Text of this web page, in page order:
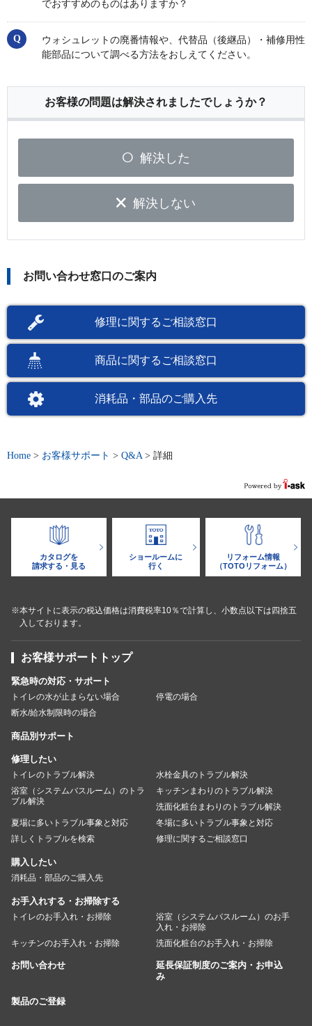
でおすすめのものはありますか？
ウォシュレットの廃番情報や、代替品（後継品）・補修用性
能部品について調べる方法をおしえてください。
お客様の問題は解決されましたでしょうか？
解決した
解決しない
お問い合わせ窓口のご案内
修理に関するご相談窓口
商品に関するご相談窓口
消耗品・部品のご購入先
Home > お客様サポート > Q&A > 詳細
カタログを
請求する・見る
ショールームに
行く
リフォーム情報
（TOTOリフォーム）
※本サイトに表示の税込価格は消費税率10％で計算し、小数点以下は四捨五
入しております。
お客様サポートトップ
緊急時の対応・サポート
トイレの水が止まらない場合
停電の場合
断水/給水制限時の場合
商品別サポート
修理したい
トイレのトラブル解決
水栓金具のトラブル解決
浴室（システムバスルーム）のトラ
ブル解決
キッチンまわりのトラブル解決
洗面化粧台まわりのトラブル解決
夏場に多いトラブル事象と対応
冬場に多いトラブル事象と対応
詳しくトラブルを検索
修理に関するご相談窓口
購入したい
消耗品・部品のご購入先
お手入れする・お掃除する
トイレのお手入れ・お掃除
浴室（システムバスルーム）のお手
入れ・お掃除
キッチンのお手入れ・お掃除
洗面化粧台のお手入れ・お掃除
お問い合わせ
延長保証制度のご案内・お申込
み
製品のご登録